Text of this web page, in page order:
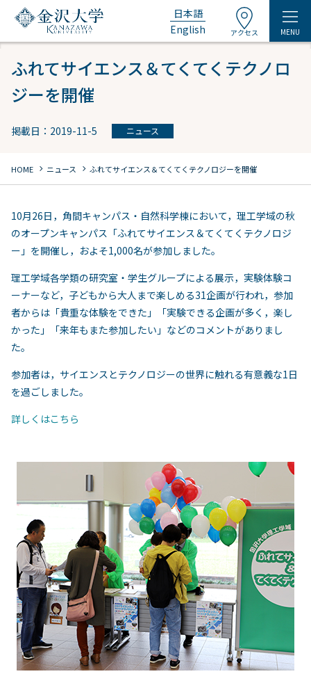
日本語
English
アクセス MENU
ふれてサイエンス＆てくてくテクノロ
ジーを開催
掲載日：2019-11-5 ニュース
HOME chevron_right ニュース chevron_right ふれてサイエンス＆てくてくテクノロジーを開催
10月26日，角間キャンパス・自然科学棟において，理工学域の秋
のオープンキャンパス「ふれてサイエンス＆てくてくテクノロジ
ー」を開催し，およそ1,000名が参加しました。
理工学域各学類の研究室・学生グループによる展示，実験体験コ
ーナーなど，子どもから大人まで楽しめる31企画が行われ，参加
者からは「貴重な体験をできた」「実験できる企画が多く，楽し
かった」「来年もまた参加したい」などのコメントがありまし
た。
参加者は，サイエンスとテクノロジーの世界に触れる有意義な1日
を過ごしました。
詳しくはこちら